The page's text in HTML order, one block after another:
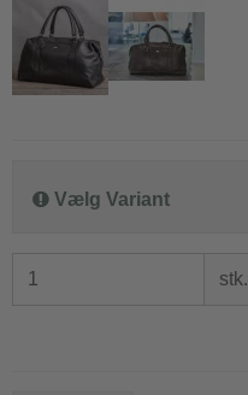
Vælg Variant
stk.